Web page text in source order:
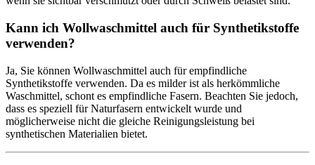
Kann ich Wollwaschmittel auch für Synthetikstoffe
verwenden?
Ja, Sie können Wollwaschmittel auch für empfindliche
Synthetikstoffe verwenden. Da es milder ist als herkömmliche
Waschmittel, schont es empfindliche Fasern. Beachten Sie jedoch,
dass es speziell für Naturfasern entwickelt wurde und
möglicherweise nicht die gleiche Reinigungsleistung bei
synthetischen Materialien bietet.